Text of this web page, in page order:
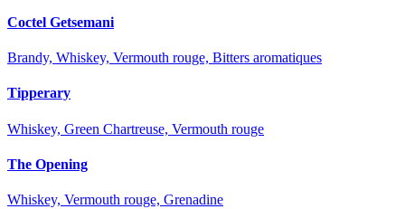
Coctel Getsemani
Brandy, Whiskey, Vermouth rouge, Bitters aromatiques
Tipperary
Whiskey, Green Chartreuse, Vermouth rouge
The Opening
Whiskey, Vermouth rouge, Grenadine